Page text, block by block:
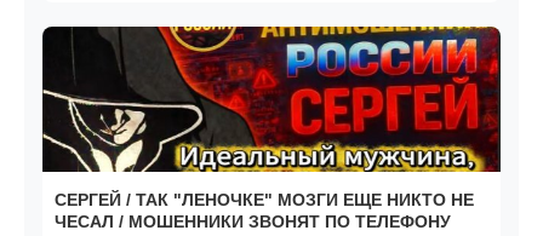
СЕРГЕЙ / ТАК "ЛЕНОЧКЕ" МОЗГИ ЕЩЕ НИКТО НЕ
ЧЕСАЛ / МОШЕННИКИ ЗВОНЯТ ПО ТЕЛЕФОНУ